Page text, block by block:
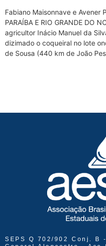
Fabiano Maisonnave e Avener
PARAÍBA E RIO GRANDE DO
agricultor Inácio Manuel da
dizimado o coqueiral no lote
de Sousa (440 km de João
SEPS Q 702/902 Conj. B